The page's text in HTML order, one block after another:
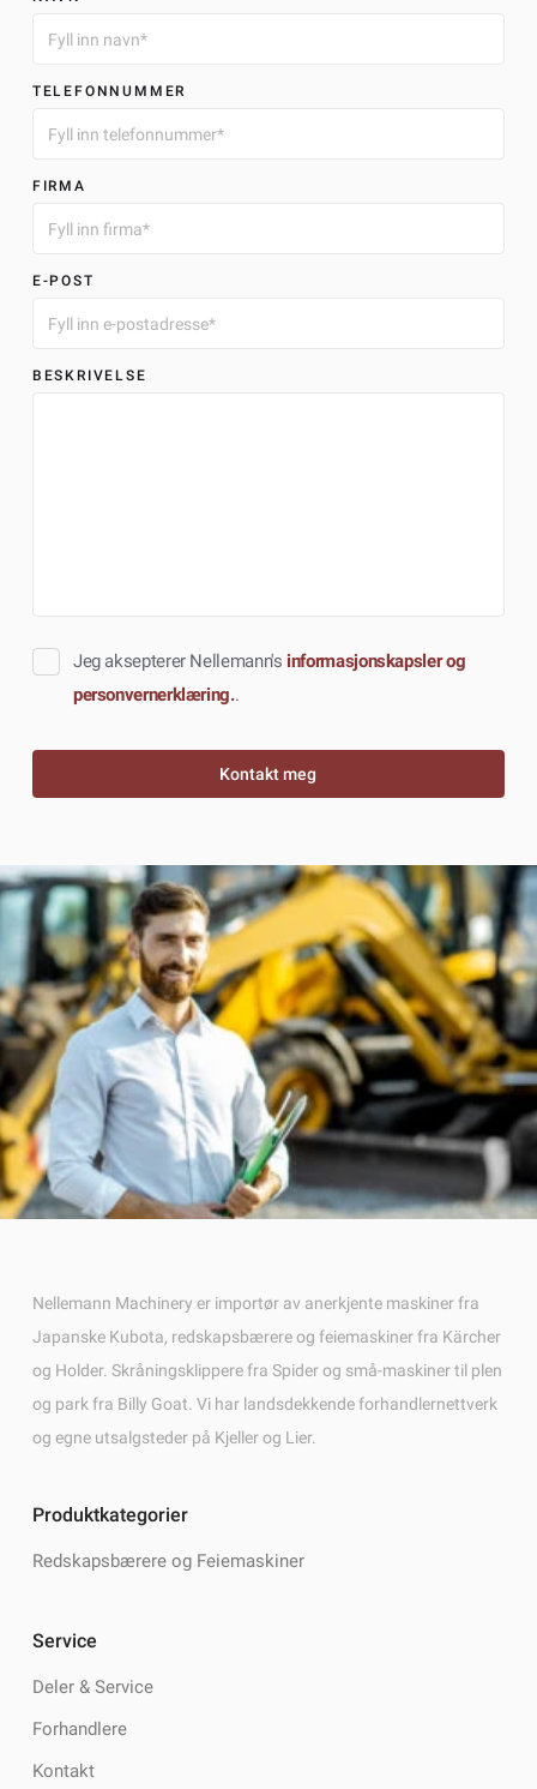
TELEFONNUMMER
FIRMA
E-POST
BESKRIVELSE
Jeg aksepterer Nellemann's informasjonskapsler og
personvernerklæring..
Nellemann Machinery er importør av anerkjente maskiner fra
Japanske Kubota, redskapsbærere og feiemaskiner fra Kärcher
og Holder. Skråningsklippere fra Spider og små-maskiner til plen
og park fra Billy Goat. Vi har landsdekkende forhandlernettverk
og egne utsalgsteder på Kjeller og Lier.
Produktkategorier
Redskapsbærere og Feiemaskiner
Service
Deler & Service
Forhandlere
Kontakt